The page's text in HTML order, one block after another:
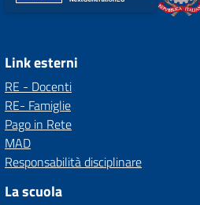
Link esterni
RE - Docenti
RE- Famiglie
Pago in Rete
MAD
Responsabilità disciplinare
La scuola